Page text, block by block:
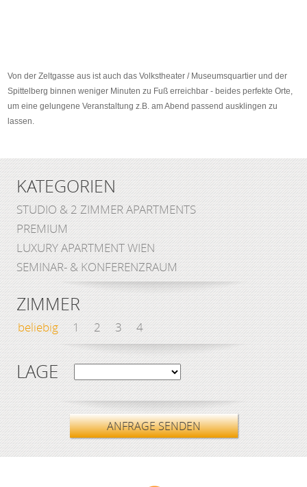
Von der Zeltgasse aus ist auch das Volkstheater / Museumsquartier und der
Spittelberg binnen weniger Minuten zu Fuß erreichbar - beides perfekte Orte,
um eine gelungene Veranstaltung z.B. am Abend passend ausklingen zu
lassen.
KATEGORIEN
STUDIO & 2 ZIMMER APARTMENTS
PREMIUM
LUXURY APARTMENT WIEN
SEMINAR- & KONFERENZRAUM
ZIMMER
beliebig 1 2 3 4
LAGE
ANFRAGE SENDEN